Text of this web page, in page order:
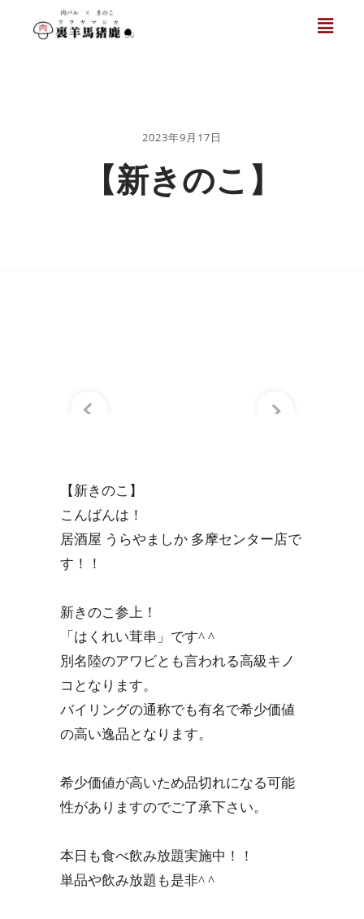
2023年9月17日
【新きのこ】
【新きのこ】
こんばんは！
居酒屋 うらやましか 多摩センター店で
す！！
新きのこ参上！
「はくれい茸串」です^ ^
別名陸のアワビとも言われる高級キノ
コとなります。
バイリングの通称でも有名で希少価値
の高い逸品となります。
希少価値が高いため品切れになる可能
性がありますのでご了承下さい。
本日も食べ飲み放題実施中！！
単品や飲み放題も是非^ ^